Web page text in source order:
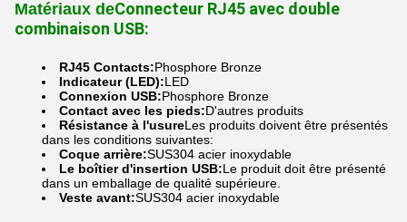
Matériaux deConnecteur RJ45 avec double
combinaison USB:
RJ45 Contacts:Phosphore Bronze
Indicateur (LED):LED
Connexion USB:Phosphore Bronze
Contact avec les pieds:D'autres produits
Résistance à l'usureLes produits doivent être présentés
dans les conditions suivantes:
Coque arrière:SUS304 acier inoxydable
Le boîtier d'insertion USB:Le produit doit être présenté
dans un emballage de qualité supérieure.
Veste avant:SUS304 acier inoxydable